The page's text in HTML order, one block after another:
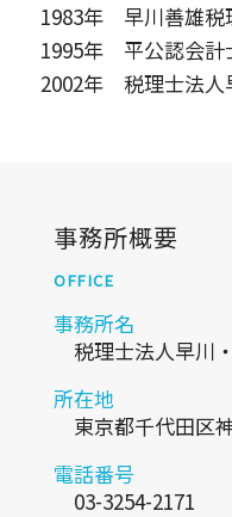
1983年 早川善雄税
1995年 平公認会計
2002年 税理士法人
事務所概要
OFFICE
事務所名
税理士法人早川
所在地
東京都千代田区
電話番号
03-3254-2171